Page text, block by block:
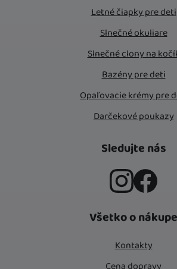
Letné čiapky pre deti
Slnečné okuliare
Slnečné clony na
Bazény pre deti
Opaľovacie krémy pre
Darčekové poukazy
Sledujte nás
Všetko o nákupe
Kontakty